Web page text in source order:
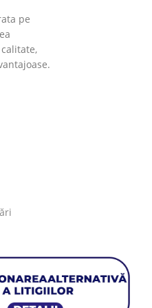
pe